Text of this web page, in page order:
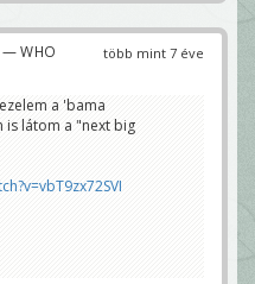
több mint 7 éve
— WHO
a 'bama
is látom a "next big